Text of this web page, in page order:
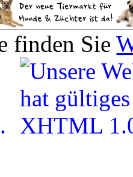
finden Sie